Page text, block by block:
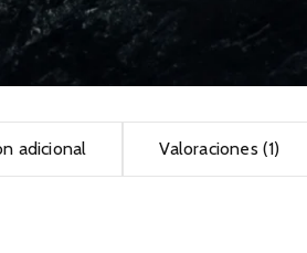
adicional Valoraciones (1)